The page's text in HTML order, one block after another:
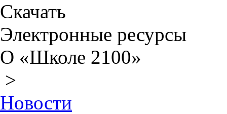
Скачать
Электронные ресурсы
О «Школе 2100»
>
Новости